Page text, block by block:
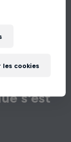
s'est
les cookies